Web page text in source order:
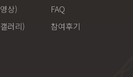
상)
러리)
FAQ
참여후기